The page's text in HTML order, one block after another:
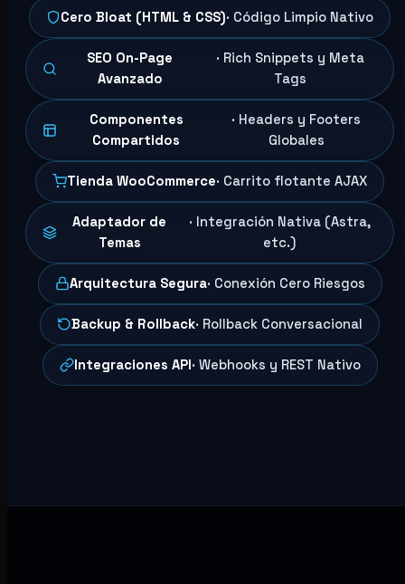
Cero Bloat (HTML & CSS)· Código Limpio Nativo
SEO On-Page
Avanzado
· Rich Snippets y Meta
Tags
Componentes
Compartidos
· Headers y Footers
Globales
Tienda WooCommerce· Carrito flotante AJAX
Adaptador de
Temas
· Integración Nativa (Astra,
etc.)
Arquitectura Segura· Conexión Cero Riesgos
Backup & Rollback· Rollback Conversacional
Integraciones API· Webhooks y REST Nativo